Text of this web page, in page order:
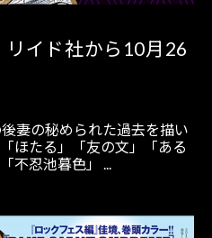
リイド社から10月26
妻の秘められた過去を描い
ほたる」「友の文」「ある
不忍池暮色」 ...